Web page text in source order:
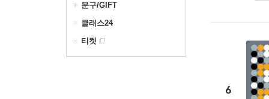
문구/GIFT
클래스24
티켓
6